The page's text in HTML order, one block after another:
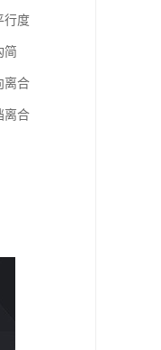
行度
简
离合
离合